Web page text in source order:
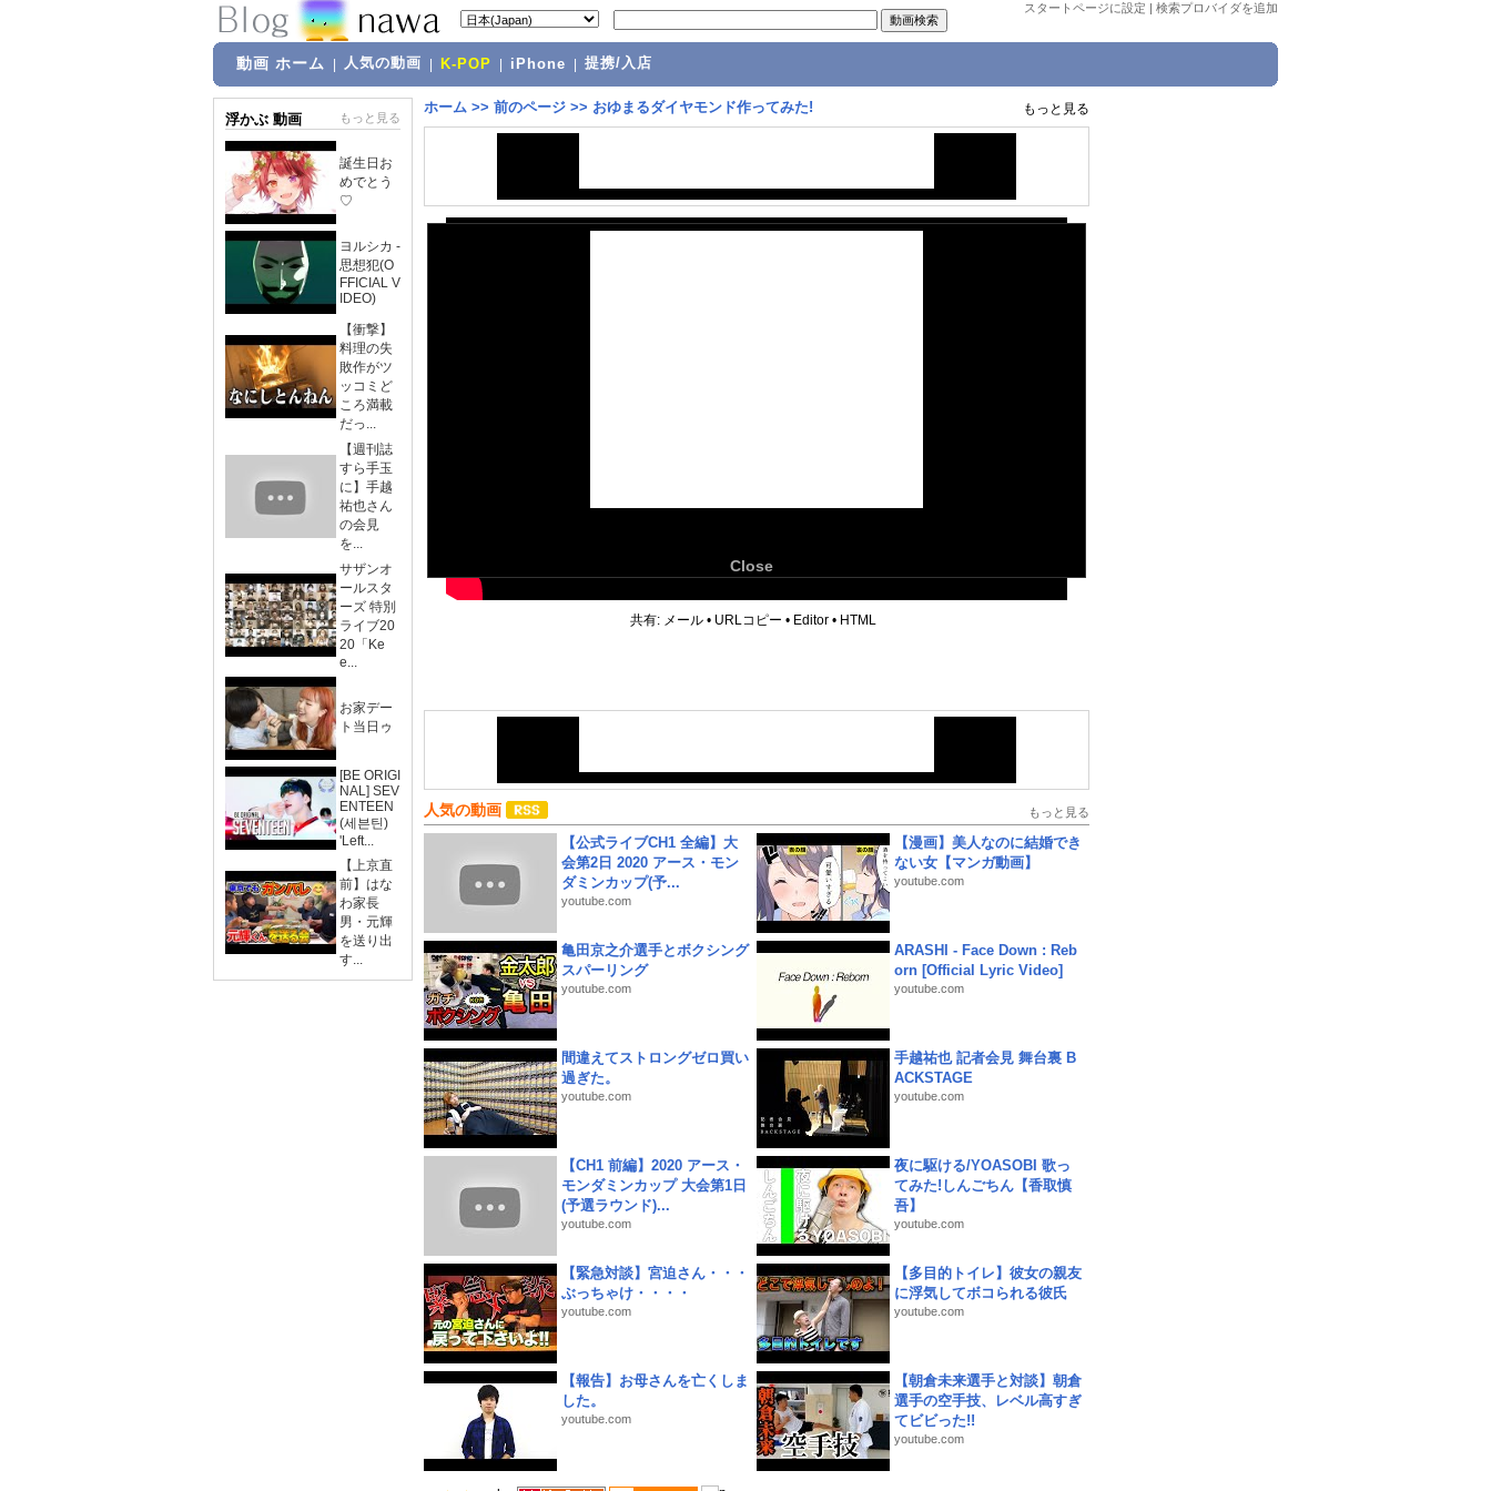
スタートページに設定 | 検索プロバイダを追加
動画 ホーム 人気の動画 K-POP iPhone 提携/入店
浮かぶ 動画 もっと見る
誕生日お
めでとう
♡
ヨルシカ -
思想犯(O
FFICIAL V
IDEO)
【衝撃】
料理の失
敗作がツ
ッコミど
ころ満載
だっ...
【週刊誌
すら手玉
に】手越
祐也さん
の会見
を...
サザンオ
ールスタ
ーズ 特別
ライブ20
20「Ke
e...
お家デー
ト当日ゥ
[BE ORIGI
NAL] SEV
ENTEEN
(세븐틴)
'Left...
【上京直
前】はな
わ家長
男・元輝
を送り出
す...
ホーム >> 前のページ >> おゆまるダイヤモンド作ってみた! もっと見る
Close
共有: メール • URLコピー • Editor • HTML
人気の動画 もっと見る
【公式ライブCH1 全編】大
会第2日 2020 アース・モン
ダミンカップ(予...
youtube.com
【漫画】美人なのに結婚でき
ない女【マンガ動画】
youtube.com
亀田京之介選手とボクシング
スパーリング
youtube.com
ARASHI - Face Down : Reb
orn [Official Lyric Video]
youtube.com
間違えてストロングゼロ買い
過ぎた。
youtube.com
手越祐也 記者会見 舞台裏 B
ACKSTAGE
youtube.com
【CH1 前編】2020 アース・
モンダミンカップ 大会第1日
(予選ラウンド)...
youtube.com
夜に駆ける/YOASOBI 歌っ
てみた!しんごちん【香取慎
吾】
youtube.com
【緊急対談】宮迫さん・・・
ぶっちゃけ・・・・
youtube.com
【多目的トイレ】彼女の親友
に浮気してボコられる彼氏
youtube.com
【報告】お母さんを亡くしま
した。
youtube.com
【朝倉未来選手と対談】朝倉
選手の空手技、レベル高すぎ
てビビった!!
youtube.com